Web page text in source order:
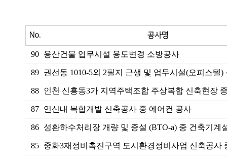
No. 공사명
90 용산건물 업무시설 용도변경 소방공사
89 권선동 1010-5외 2필지 근생 및 업무시설(오피스텔)
88 인천 신흥동3가 지역주택조합 주상복합 신축현장
87 연신내 복합개발 신축공사 중 에어컨 공사
86 성환하수처리장 개량 및 증설 (BTO-a) 중 건축기계
85 중화3재정비촉진구역 도시환경정비사업 신축공사